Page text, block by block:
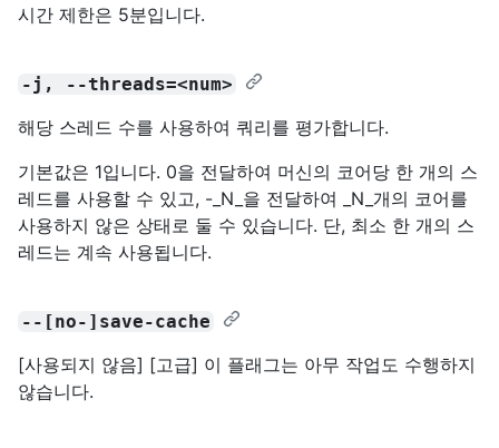
시간 제한은 5분입니다.
-j, --threads=<num>
해당 스레드 수를 사용하여 쿼리를 평가합니다.
기본값은 1입니다. 0을 전달하여 머신의 코어당 한 개의 스
레드를 사용할 수 있고, -_N_을 전달하여 _N_개의 코어를
사용하지 않은 상태로 둘 수 있습니다. 단, 최소 한 개의 스
레드는 계속 사용됩니다.
--[no-]save-cache
[사용되지 않음] [고급] 이 플래그는 아무 작업도 수행하지
않습니다.